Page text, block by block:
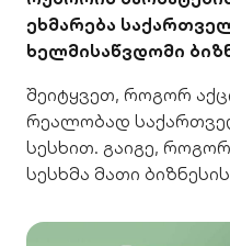
ეხმარება
ხელმისაწვდომი
შეიტყვეთ, როგორ
რეალობად
სესხით. გაიგე,
სესხმა მათი